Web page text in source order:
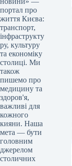
портал про
життя Києва:
транспорт,
інфраструкту
ру, культуру
та економіку
столиці. Ми
також
пишемо про
медицину та
здоров'я,
важливі для
кожного
кияни. Наша
мета — бути
головним
джерелом
столичних